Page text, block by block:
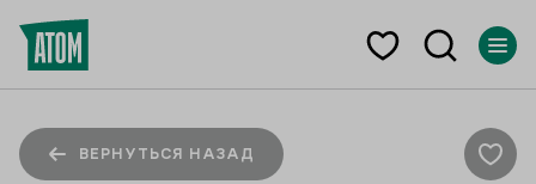
ВЕРНУТЬСЯ НАЗАД